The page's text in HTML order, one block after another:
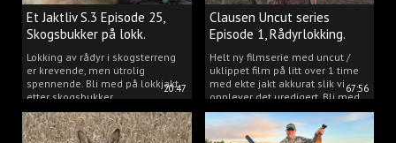
20:47
Et Jaktliv S.3 Episode 25,
Skogsbukker på lokk.
Lokking av rådyr i skogsterreng
er krevende, men utrolig
spennende. Bli med på lokkjakt
etter skogsbukker.
67:56
Clausen Uncut series
Episode 1, Rådyrlokking.
Helt ny filmserie med uncut /
uklippet film på litt over 1 time
med ekte jakt akkurat slik vi
opplever det uredigert. Bli med
Kristoffer og opplev akkurat det
vi gjør når vi er ute og lokker
rådyr.